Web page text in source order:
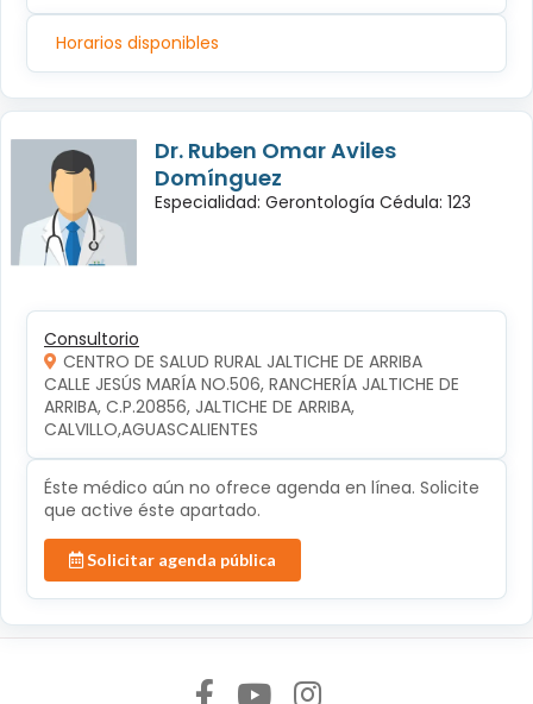
Horarios disponibles
Dr. Ruben Omar Aviles
Domínguez
Especialidad: Gerontología Cédula: 123
Consultorio
CENTRO DE SALUD RURAL JALTICHE DE ARRIBA
CALLE JESÚS MARÍA NO.506, RANCHERÍA JALTICHE DE
ARRIBA, C.P.20856, JALTICHE DE ARRIBA,
CALVILLO,AGUASCALIENTES
Éste médico aún no ofrece agenda en línea. Solicite
que active éste apartado.
Solicitar agenda pública